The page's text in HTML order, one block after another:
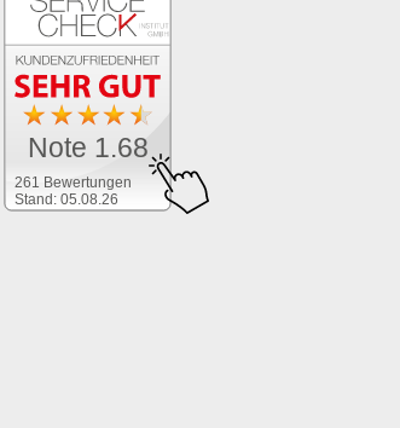
261 Bewertungen
Stand: 05.08.26
Note 1.68